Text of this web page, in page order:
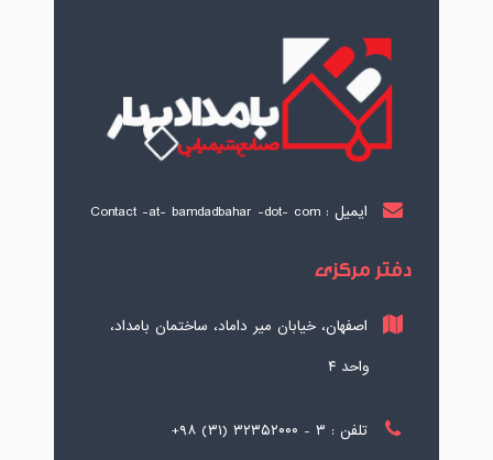
ایمیل : Contact -at- bamdadbahar -dot- com
دفتر مرکزی
اصفهان، خیابان میر داماد، ساختمان بامداد،
واحد ۴
تلفن : ۳ - ۳۲۳۵۲۰۰۰ (۳۱) ۹۸+